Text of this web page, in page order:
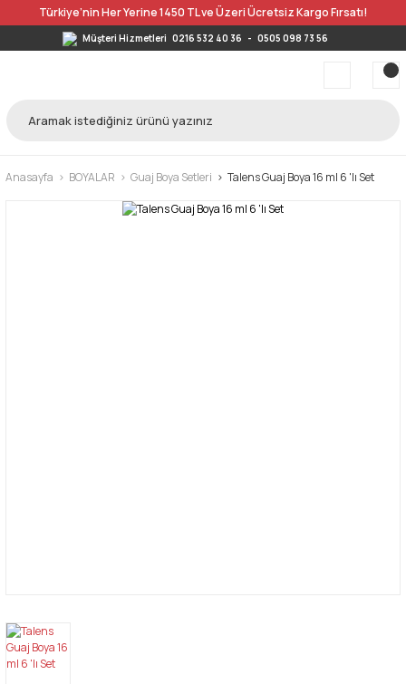
Türkiye’nin Her Yerine 1450 TL ve Üzeri Ücretsiz Kargo Fırsatı!
Müşteri Hizmetleri 0216 532 40 36 - 0505 098 73 56
Anasayfa BOYALAR Guaj Boya Setleri Talens Guaj Boya 16 ml 6 'lı Set